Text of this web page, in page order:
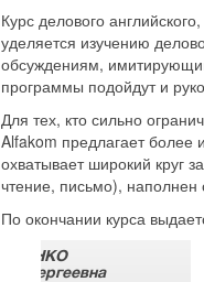
Курс делового
уделяется изучению
обсуждениям,
программы подойдут и
Для тех, кто сильно
Alfakom предлагает более
охватывает широкий круг
чтение, письмо),
По окончании курса